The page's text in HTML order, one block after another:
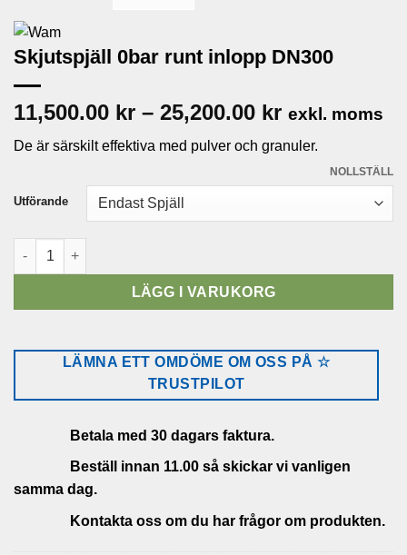
Skjutspjäll 0bar runt inlopp DN300
11,500.00 kr – 25,200.00 kr
till
25,200.00 kr
exkl. moms
De är särskilt effektiva med pulver och granuler.
Utförande
NOLLSTÄLL
Skjutspjäll 0bar runt inlopp DN300 mängd
LÄGG I VARUKORG
LÄMNA ETT OMDÖME OM OSS PÅ ☆
TRUSTPILOT
Betala med 30 dagars faktura.
Beställ innan 11.00 så skickar vi vanligen
samma dag.
Kontakta oss om du har frågor om produkten.